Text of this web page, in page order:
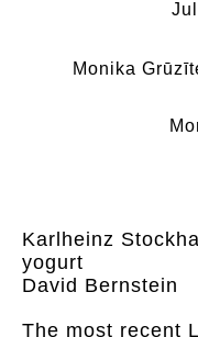
​Monika
Karlheinz
yogurt
David Bernstein
The most recent